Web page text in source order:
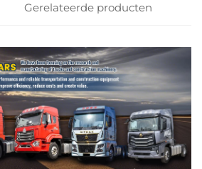
Gerelateerde producten